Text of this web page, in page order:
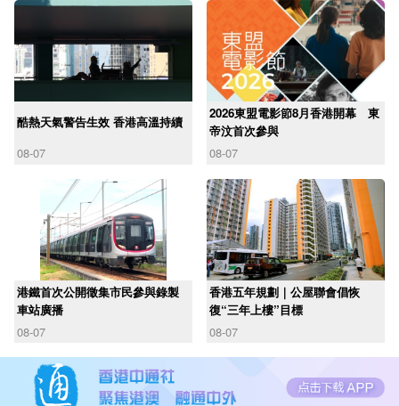
酷熱天氣警告生效 香港高溫持續
08-07
2026東盟電影節8月香港開幕 東
帝汶首次參與
08-07
港鐵首次公開徵集市民參與錄製
車站廣播
08-07
香港五年規劃｜公屋聯會倡恢
復“三年上樓”目標
08-07